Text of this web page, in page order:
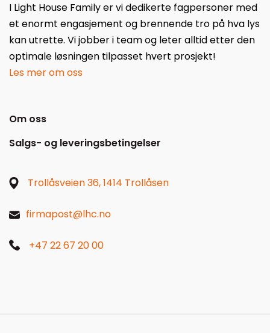
I Light House Family er vi dedikerte fagpersoner med
et enormt engasjement og brennende tro på hva lys
kan utrette. Vi jobber i team og leter alltid etter den
optimale løsningen tilpasset hvert prosjekt!
Les mer om oss
Om oss
Salgs- og leveringsbetingelser
Trollåsveien 36, 1414 Trollåsen
firmapost@lhc.no
+47 22 67 20 00